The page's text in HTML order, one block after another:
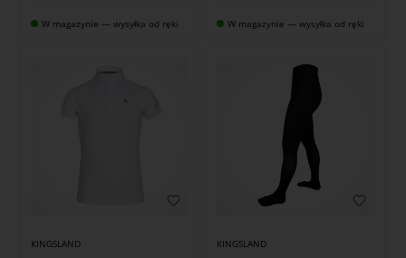
W magazynie — wysyłka od ręki W magazynie — wysyłka od ręki
KINGSLAND KINGSLAND